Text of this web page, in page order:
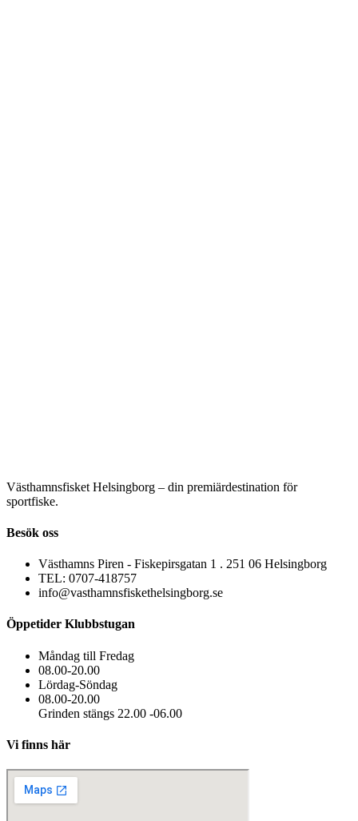
Västhamnsfisket Helsingborg – din premiärdestination för
sportfiske.
Besök oss
Västhamns Piren - Fiskepirsgatan 1 . 251 06 Helsingborg
TEL: 0707-418757
info@vasthamnsfiskethelsingborg.se
Öppetider Klubbstugan
Måndag till Fredag
08.00-20.00
Lördag-Söndag
08.00-20.00
Grinden stängs 22.00 -06.00
Vi finns här